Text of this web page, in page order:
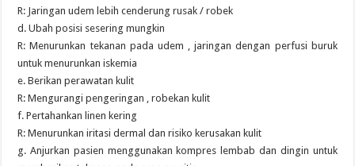
R: Jaringan udem lebih cenderung rusak / robek
d. Ubah posisi sesering mungkin
R: Menurunkan tekanan pada udem , jaringan dengan perfusi buruk
untuk menurunkan iskemia
e. Berikan perawatan kulit
R: Mengurangi pengeringan , robekan kulit
f. Pertahankan linen kering
R: Menurunkan iritasi dermal dan risiko kerusakan kulit
g. Anjurkan pasien menggunakan kompres lembab dan dingin untuk